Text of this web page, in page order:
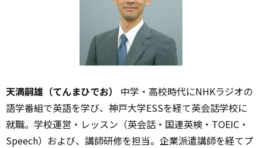
天満嗣雄（てんまひでお）
中学・高校時代にNHKラジオの
語学番組で英語を学び、神戸大学ESSを経て英会話学校に
就職。学校運営・レッスン（英会話・国連英検・TOEIC・
Speech）および、講師研修を担当。企業派遣講師を経てプ